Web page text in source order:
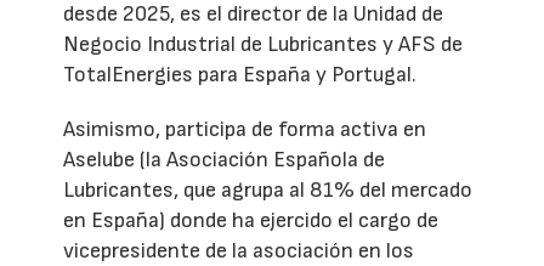
desde 2025, es el director de la Unidad de
Negocio Industrial de Lubricantes y AFS de
TotalEnergies para España y Portugal.
Asimismo, participa de forma activa en
Aselube (la Asociación Española de
Lubricantes, que agrupa al 81% del mercado
en España) donde ha ejercido el cargo de
vicepresidente de la asociación en los